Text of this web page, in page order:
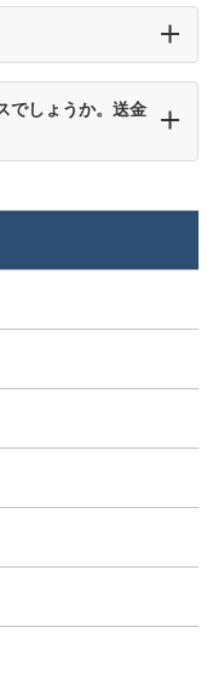
でしょうか。送金